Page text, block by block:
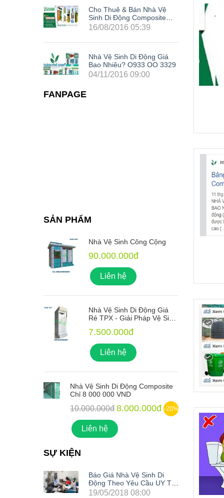
Thơ, Bình Dương, Đồng
Nai, Bà Rịa - Vũng Tàu, Tây
Ninh, Bình Phước, Lâm
Giang,...
Cho Thuê & Bán Nhà Vệ
Sinh Di Động Composite
Giá Rẻ TPX - Siêu Khuyến
LH0933003329
16/08/2016 05:39
Nhà Vệ Sinh Di Động Giá
Bao Nhiêu? O933 OO 3329
04/11/2016 09:00
FANPAGE
SẢN PHẨM
Nhà Vệ Sinh Công Cộng
90.000.000đ
Liên hệ
Nhà Vệ Sinh Di Động Giá
Rẻ TPX - Giải Pháp Vệ Sinh
Công Trình
7.500.000đ
Liên hệ
Nhà Vệ Sinh Di Động Composite
Chỉ 8 000 000 VND
10.000.000đ 8.000.000đ -20%
Liên hệ
SỰ KIỆN
Báo Giá Nhà Vệ Sinh Di
Động Theo Yêu Cầu UY TÍN
Nhất Hiện Nay
19/05/2018 08:00